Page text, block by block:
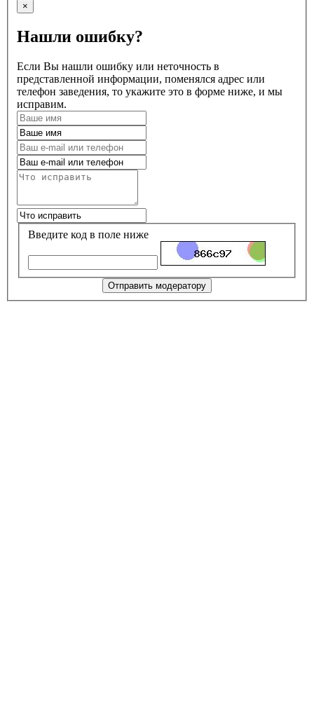
×
Нашли ошибку?
Если Вы нашли ошибку или неточность в
представленной информации, поменялся адрес или
телефон заведения, то укажите это в форме ниже, и мы
исправим.
Введите код в поле ниже
Отправить модератору